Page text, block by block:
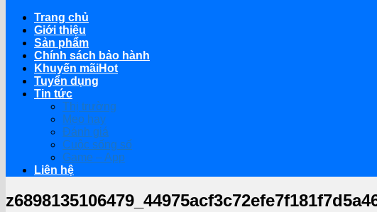
Trang chủ
Giới thiệu
Sản phẩm
Chính sách bảo hành
Khuyến mãi
Tuyển dụng
Tin tức
Thị trường
Mẹo hay
Đánh giá
Cuộc sống số
Game – App
Liên hệ